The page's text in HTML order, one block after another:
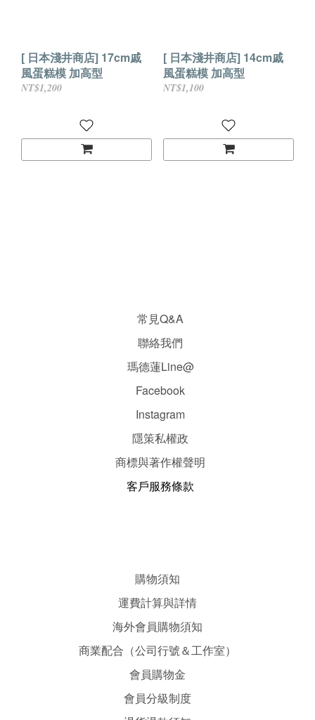
[ 日本淺井商店] 17cm戚
風蛋糕模 加高型
NT$1,200
[ 日本淺井商店] 14cm戚
風蛋糕模 加高型
NT$1,100
常見Q&A
聯絡我們
瑪德蓮Line@
Facebook
Instagram
隱策私權政
商標與著作權聲明
客戶服務條款
購物須知
運費計算與詳情
海外會員購物須知
商業配合（公司行號＆工作室）
會員購物金
會員分級制度